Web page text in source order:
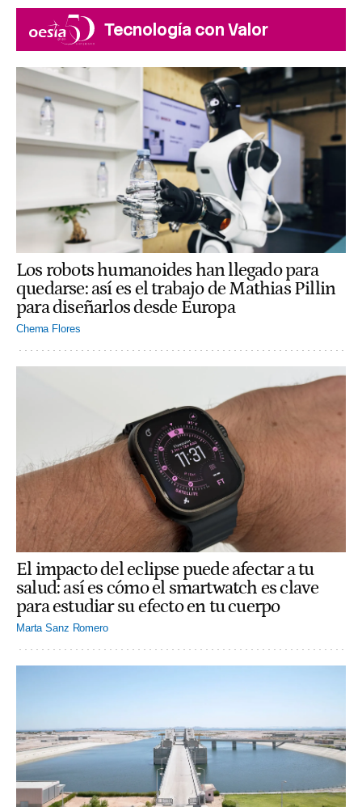
Tecnología con Valor
Los robots humanoides han llegado para
quedarse: así es el trabajo de Mathias Pillin
para diseñarlos desde Europa
Chema Flores
El impacto del eclipse puede afectar a tu
salud: así es cómo el smartwatch es clave
para estudiar su efecto en tu cuerpo
Marta Sanz Romero